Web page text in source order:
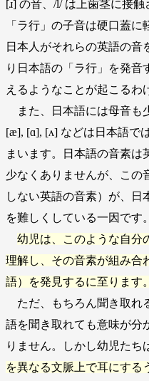
[ɹ] の音、/l/ は上歯茎に接
「ラ行」の子音は硬口蓋に
日本人がそれらの英語の音
り日本語の「ラ行」を発音
えるようなことが起こるわ
また、日本語には母音も
[æ], [ɑ], [ʌ] などは日本語で
まいます。日本語の音素は
少なくありませんが、この
しない英語の音素）が、日
を難しくしている一因です。
幼児は、このような自分
理解し、その音素が組み合
語）を発見するに至ります
ただ、もちろん聞き取れ
語を聞き取れても意味が分
りません。しかし幼児たち
を異なる文脈上で耳にする